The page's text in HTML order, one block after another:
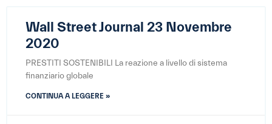
Wall Street Journal 23 Novembre
2020
PRESTITI SOSTENIBILI La reazione a livello di sistema
finanziario globale
CONTINUA A LEGGERE »